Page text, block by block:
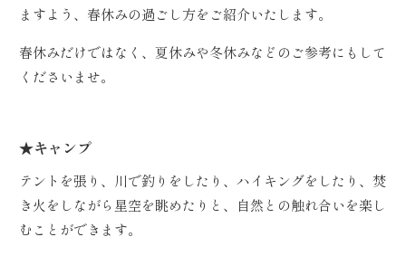
ますよう、春休みの過ごし方をご紹介いたします。
春休みだけではなく、夏休みや冬休みなどのご参考にもして
くださいませ。
★キャンプ
テントを張り、川で釣りをしたり、ハイキングをしたり、焚
き火をしながら星空を眺めたりと、自然との触れ合いを楽し
むことができます。